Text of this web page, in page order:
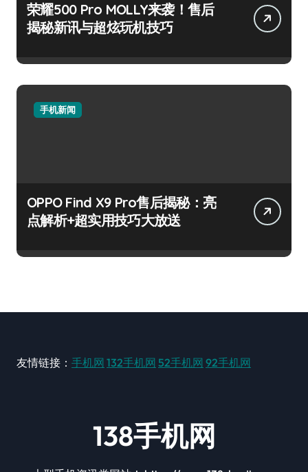
荣耀500 Pro MOLLY来袭！售后
揭秘新讯与超炫玩机技巧
手机新闻
OPPO Find X9 Pro售后揭秘：亮
点解析+超实用技巧大放送
友情链接： 手机网 132手机网 52手机网 92手机网
138手机网